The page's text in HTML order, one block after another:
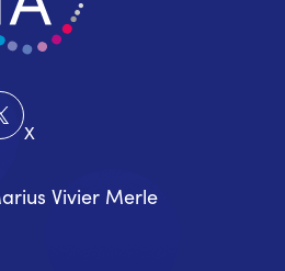
X
Vivier Merle